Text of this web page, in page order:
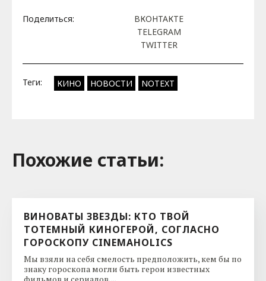
Поделиться:
ВКОНТАКТЕ
TELEGRAM
TWITTER
Теги: КИНО НОВОСТИ NOTEXT
Похожие cтатьи:
ВИНОВАТЫ ЗВЕЗДЫ: КТО ТВОЙ
ТОТЕМНЫЙ КИНОГЕРОЙ, СОГЛАСНО
ГОРОСКОПУ CINEMAHOLICS
Мы взяли на себя смелость предположить, кем бы по
знаку гороскопа могли быть герои известных
фильмов и сериалов. ...